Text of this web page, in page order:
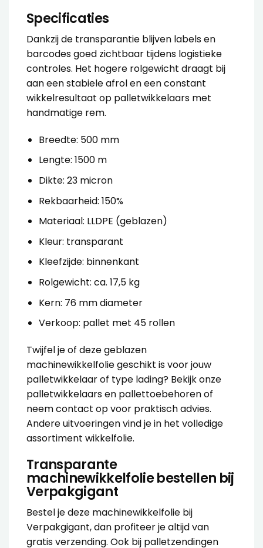
Specificaties
Dankzij de transparantie blijven labels en
barcodes goed zichtbaar tijdens logistieke
controles. Het hogere rolgewicht draagt bij
aan een stabiele afrol en een constant
wikkelresultaat op palletwikkelaars met
handmatige rem.
Breedte: 500 mm
Lengte: 1500 m
Dikte: 23 micron
Rekbaarheid: 150%
Materiaal: LLDPE (geblazen)
Kleur: transparant
Kleefzijde: binnenkant
Rolgewicht: ca. 17,5 kg
Kern: 76 mm diameter
Verkoop: pallet met 45 rollen
Twijfel je of deze geblazen
machinewikkelfolie geschikt is voor jouw
palletwikkelaar of type lading? Bekijk onze
palletwikkelaarsen pallettoebehorenof
neem contact op voor praktisch advies.
Andere uitvoeringen vind je in het volledige
assortiment wikkelfolie.
Transparante
machinewikkelfolie bestellen bij
Verpakgigant
Bestel je deze machinewikkelfolie bij
Verpakgigant, dan profiteer je altijd van
gratis verzending. Ook bij palletzendingen